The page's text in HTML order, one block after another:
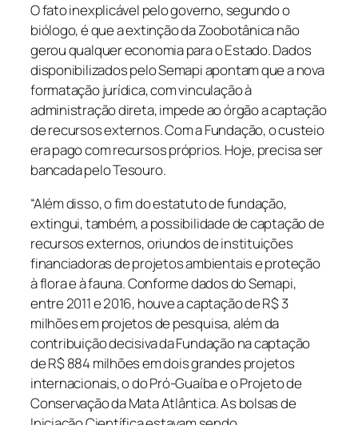
O fato inexplicável pelo governo, segundo o
biólogo, é que a extinção da Zoobotânica não
gerou qualquer economia para o Estado. Dados
disponibilizados pelo Semapi apontam que a nova
formatação jurídica, com vinculação à
administração direta, impede ao órgão a captação
de recursos externos. Com a Fundação, o custeio
era pago com recursos próprios. Hoje, precisa ser
bancada pelo Tesouro.
“Além disso, o fim do estatuto de fundação,
extingui, também, a possibilidade de captação de
recursos externos, oriundos de instituições
financiadoras de projetos ambientais e proteção
à flora e à fauna. Conforme dados do Semapi,
entre 2011 e 2016, houve a captação de R$ 3
milhões em projetos de pesquisa, além da
contribuição decisiva da Fundação na captação
de R$ 884 milhões em dois grandes projetos
internacionais, o do Pró-Guaíba e o Projeto de
Conservação da Mata Atlântica. As bolsas de